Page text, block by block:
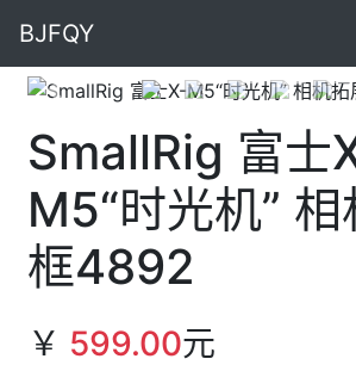
BJFQY
Previous
SmallRig 富士
M5“时光机”
框4892
￥ 599.00元